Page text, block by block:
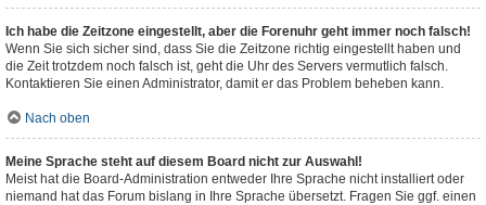
Ich habe die Zeitzone eingestellt, aber die Forenuhr geht immer noch falsch!
Wenn Sie sich sicher sind, dass Sie die Zeitzone richtig eingestellt haben und
die Zeit trotzdem noch falsch ist, geht die Uhr des Servers vermutlich falsch.
Kontaktieren Sie einen Administrator, damit er das Problem beheben kann.
Nach oben
Meine Sprache steht auf diesem Board nicht zur Auswahl!
Meist hat die Board-Administration entweder Ihre Sprache nicht installiert oder
niemand hat das Forum bislang in Ihre Sprache übersetzt. Fragen Sie ggf. einen